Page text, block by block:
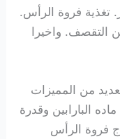
فروة الرأس.
التقصف. واخيرا
من المميزات
البارابين وقدرة
فروة الرأس